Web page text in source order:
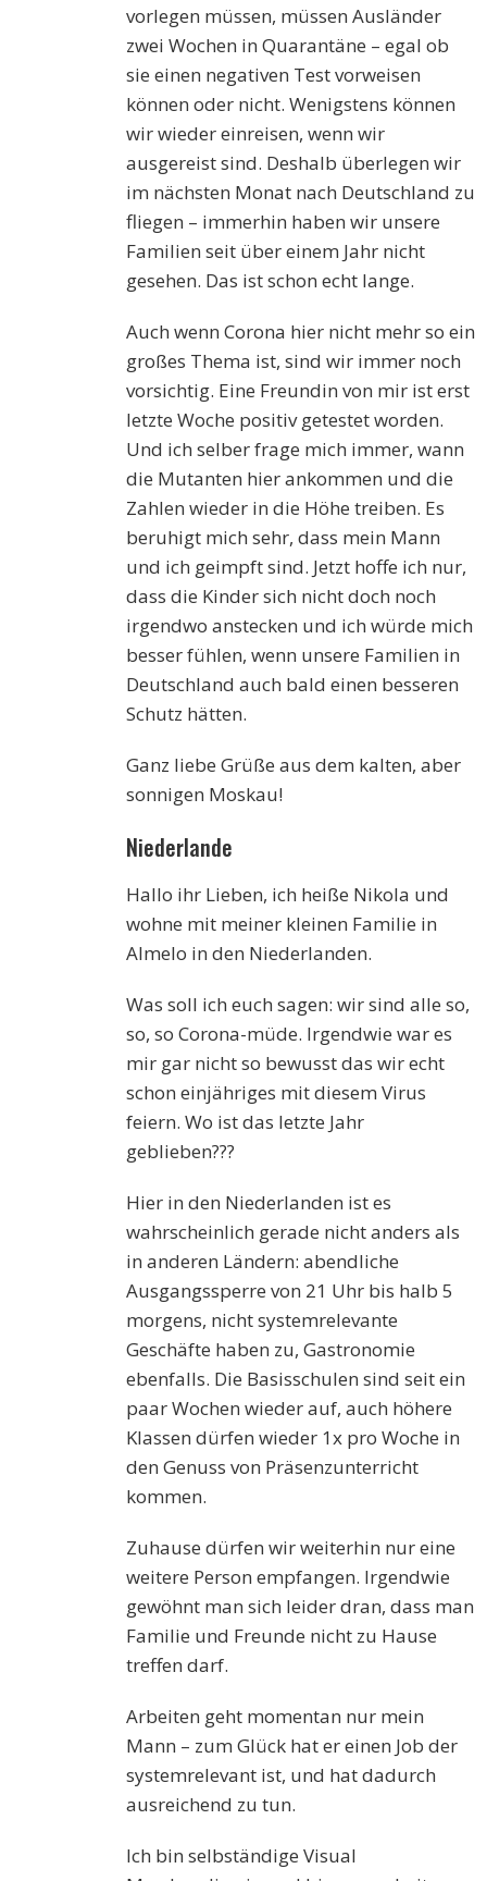
vorlegen müssen, müssen Ausländer
zwei Wochen in Quarantäne – egal ob
sie einen negativen Test vorweisen
können oder nicht. Wenigstens können
wir wieder einreisen, wenn wir
ausgereist sind. Deshalb überlegen wir
im nächsten Monat nach Deutschland zu
fliegen – immerhin haben wir unsere
Familien seit über einem Jahr nicht
gesehen. Das ist schon echt lange.
Auch wenn Corona hier nicht mehr so ein
großes Thema ist, sind wir immer noch
vorsichtig. Eine Freundin von mir ist erst
letzte Woche positiv getestet worden.
Und ich selber frage mich immer, wann
die Mutanten hier ankommen und die
Zahlen wieder in die Höhe treiben. Es
beruhigt mich sehr, dass mein Mann
und ich geimpft sind. Jetzt hoffe ich nur,
dass die Kinder sich nicht doch noch
irgendwo anstecken und ich würde mich
besser fühlen, wenn unsere Familien in
Deutschland auch bald einen besseren
Schutz hätten.
Ganz liebe Grüße aus dem kalten, aber
sonnigen Moskau!
Niederlande
Hallo ihr Lieben, ich heiße Nikola und
wohne mit meiner kleinen Familie in
Almelo in den Niederlanden.
Was soll ich euch sagen: wir sind alle so,
so, so Corona-müde. Irgendwie war es
mir gar nicht so bewusst das wir echt
schon einjähriges mit diesem Virus
feiern. Wo ist das letzte Jahr
geblieben???
Hier in den Niederlanden ist es
wahrscheinlich gerade nicht anders als
in anderen Ländern: abendliche
Ausgangssperre von 21 Uhr bis halb 5
morgens, nicht systemrelevante
Geschäfte haben zu, Gastronomie
ebenfalls. Die Basisschulen sind seit ein
paar Wochen wieder auf, auch höhere
Klassen dürfen wieder 1x pro Woche in
den Genuss von Präsenzunterricht
kommen.
Zuhause dürfen wir weiterhin nur eine
weitere Person empfangen. Irgendwie
gewöhnt man sich leider dran, dass man
Familie und Freunde nicht zu Hause
treffen darf.
Arbeiten geht momentan nur mein
Mann – zum Glück hat er einen Job der
systemrelevant ist, und hat dadurch
ausreichend zu tun.
Ich bin selbständige Visual